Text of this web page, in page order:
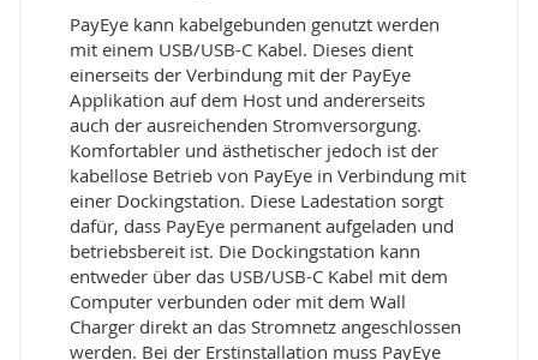
PayEye kann kabelgebunden genutzt werden
mit einem USB/USB-C Kabel. Dieses dient
einerseits der Verbindung mit der PayEye
Applikation auf dem Host und andererseits
auch der ausreichenden Stromversorgung.
Komfortabler und ästhetischer jedoch ist der
kabellose Betrieb von PayEye in Verbindung mit
einer Dockingstation. Diese Ladestation sorgt
dafür, dass PayEye permanent aufgeladen und
betriebsbereit ist. Die Dockingstation kann
entweder über das USB/USB-C Kabel mit dem
Computer verbunden oder mit dem Wall
Charger direkt an das Stromnetz angeschlossen
werden. Bei der Erstinstallation muss PayEye